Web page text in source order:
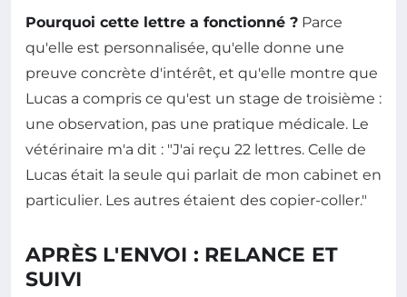
Pourquoi cette lettre a fonctionné ? Parce
qu'elle est personnalisée, qu'elle donne une
preuve concrète d'intérêt, et qu'elle montre que
Lucas a compris ce qu'est un stage de troisième :
une observation, pas une pratique médicale. Le
vétérinaire m'a dit : "J'ai reçu 22 lettres. Celle de
Lucas était la seule qui parlait de mon cabinet en
particulier. Les autres étaient des copier-coller."
APRÈS L'ENVOI : RELANCE ET
SUIVI